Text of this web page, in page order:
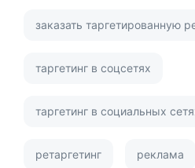
заказать таргетированную
таргетинг в соцсетях
таргетинг в социальных
ретаргетинг реклама